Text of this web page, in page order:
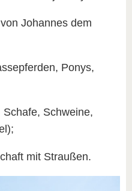
Johannes dem
Ponys,
Schweine,
mit Straußen.